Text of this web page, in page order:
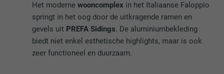
Het modernewooncomplex in het Italiaanse Faloppio
springt in het oog door de uitkragende ramen en
gevels uit PREFA Sidings. De aluminiumbekleding
biedt niet enkel esthetische highlights, maar is ook
zeer functioneel en duurzaam.